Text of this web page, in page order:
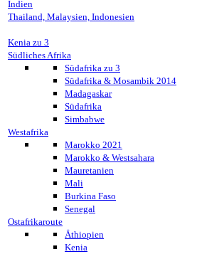
Indien
Thailand, Malaysien, Indonesien
Kenia zu 3
Südliches Afrika
Südafrika zu 3
Südafrika & Mosambik 2014
Madagaskar
Südafrika
Simbabwe
Westafrika
Marokko 2021
Marokko & Westsahara
Mauretanien
Mali
Burkina Faso
Senegal
Ostafrikaroute
Äthiopien
Kenia